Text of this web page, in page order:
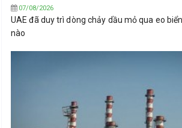
07/08/2026
UAE đã duy trì dòng chảy dầu mỏ qua eo
nào